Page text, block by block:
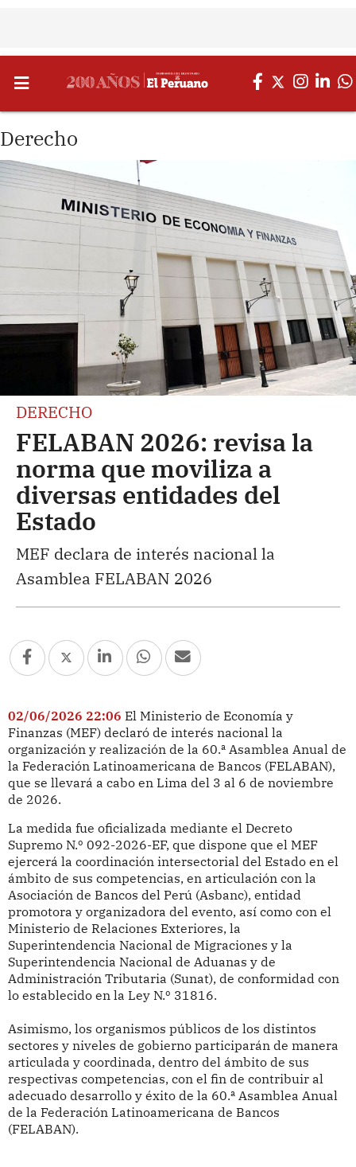
Derecho
DERECHO
FELABAN 2026: revisa la
norma que moviliza a
diversas entidades del
Estado
MEF declara de interés nacional la
Asamblea FELABAN 2026
02/06/2026 22:06 El Ministerio de Economía y
Finanzas (MEF) declaró de interés nacional la
organización y realización de la 60.ª Asamblea Anual de
la Federación Latinoamericana de Bancos (FELABAN),
que se llevará a cabo en Lima del 3 al 6 de noviembre
de 2026.
La medida fue oficializada mediante el Decreto
Supremo N.º 092-2026-EF, que dispone que el MEF
ejercerá la coordinación intersectorial del Estado en el
ámbito de sus competencias, en articulación con la
Asociación de Bancos del Perú (Asbanc), entidad
promotora y organizadora del evento, así como con el
Ministerio de Relaciones Exteriores, la
Superintendencia Nacional de Migraciones y la
Superintendencia Nacional de Aduanas y de
Administración Tributaria (Sunat), de conformidad con
lo establecido en la Ley N.º 31816.
Asimismo, los organismos públicos de los distintos
sectores y niveles de gobierno participarán de manera
articulada y coordinada, dentro del ámbito de sus
respectivas competencias, con el fin de contribuir al
adecuado desarrollo y éxito de la 60.ª Asamblea Anual
de la Federación Latinoamericana de Bancos
(FELABAN).